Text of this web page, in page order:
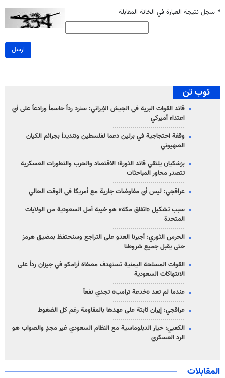
* سجل نتيجة العبارة في الخانة المقابلة
ارسل
توب تن
قائد القوات البرية في الجيش الإيراني: سنرد رداً حاسماً ورادعاً على أي
اعتداء أميركي
وقفة احتجاجية في برلين دعما لفلسطين وتنديداً بجرائم الكيان
الصهیوني
بزشكيان يلتقي قائد الثورة؛ الاقتصاد والحرب والتطورات العسكرية
تتصدر محاور المباحثات
عراقجي: ليس أي مفاوضات جارية مع أمريكا في الوقت الحالي
سبب تشكيل «اتفاق مكة» هو خيبة أمل السعودية من الولايات
المتحدة
الحرس الثوري: أجبرنا العدو على التراجع وسنحتفظ بمضيق هرمز
حتى يقبل جميع شروطنا
القوات المسلحة اليمنية تستهدف مصفاة أرامكو في جيزان رداً على
الانتهاكات السعودية
عندما لم تعد «خدعة ترامب» تجدي نفعاً
عراقجي: إيران ثابتة على عهدها بالمقاومة رغم كل الضغوط
الكعبي: خيار الدبلوماسية مع النظام السعودي غير مجدٍ والصواب هو
الرد العسكري
المقابلات